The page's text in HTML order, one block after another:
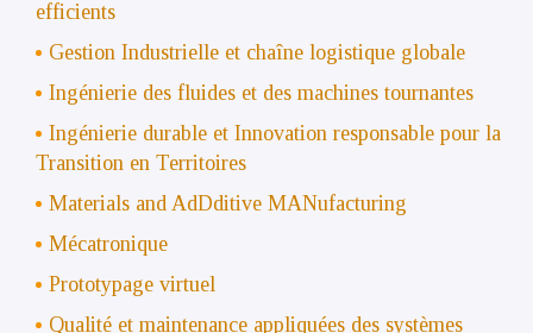
efficients
Gestion Industrielle et chaîne logistique globale
Ingénierie des fluides et des machines tournantes
Ingénierie durable et Innovation responsable pour la
Transition en Territoires
Materials and AdDditive MANufacturing
Mécatronique
Prototypage virtuel
Qualité et maintenance appliquées des systèmes